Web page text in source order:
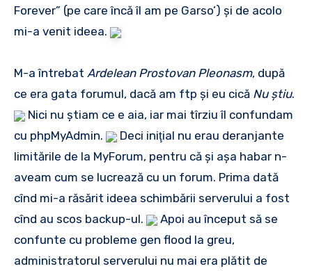
Forever” (pe care încă îl am pe Garso’) şi de acolo
mi-a venit ideea.
M-a întrebat Ardelean Prostovan Pleonasm, după
ce era gata forumul, dacă am ftp şi eu cică Nu ştiu.
Nici nu ştiam ce e aia, iar mai tîrziu îl confundam
cu phpMyAdmin.
Deci iniţial nu erau deranjante
limitările de la MyForum, pentru că şi aşa habar n-
aveam cum se lucrează cu un forum. Prima dată
cînd mi-a răsărit ideea schimbării serverului a fost
cînd au scos backup-ul.
Apoi au început să se
confunte cu probleme gen flood la greu,
administratorul serverului nu mai era plătit de